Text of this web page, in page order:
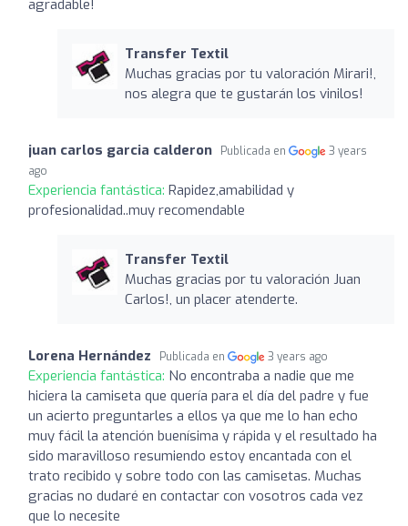
agradable!
Transfer Textil
Muchas gracias por tu valoración Mirari!,
nos alegra que te gustarán los vinilos!
juan carlos garcia calderon Publicada en
3 years
ago
Experiencia fantástica: Rapidez,amabilidad y
profesionalidad..muy recomendable
Transfer Textil
Muchas gracias por tu valoración Juan
Carlos!, un placer atenderte.
Lorena Hernández Publicada en 3 years ago
Experiencia fantástica: No encontraba a nadie que me
hiciera la camiseta que quería para el día del padre y fue
un acierto preguntarles a ellos ya que me lo han echo
muy fácil la atención buenísima y rápida y el resultado ha
sido maravilloso resumiendo estoy encantada con el
trato recibido y sobre todo con las camisetas. Muchas
gracias no dudaré en contactar con vosotros cada vez
que lo necesite